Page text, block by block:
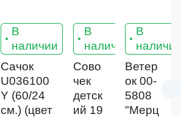
В
наличии
8
Сачок
U036100
Y (60/24
см.) (цвет
В
наличии
Сово
чек
детск
ий 19
В
Ветер
ок 00-
5808
"Мерц